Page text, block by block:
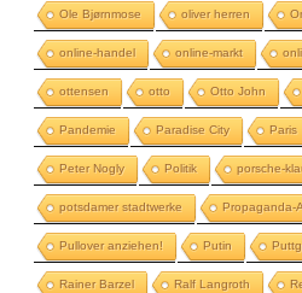
Ole Bjørnmose oliver herren
online-handel online-markt
ottensen otto Otto John
Pandemie Paradise City Paris
Peter Nogly Politik porsche-
potsdamer stadtwerke Propaganda-
Pullover anziehen! Putin
Rainer Barzel Ralf Langroth